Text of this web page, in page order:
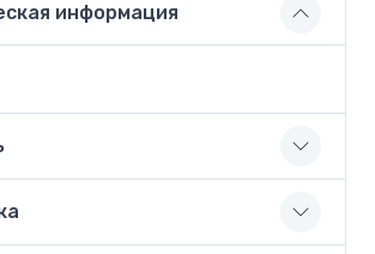
информация